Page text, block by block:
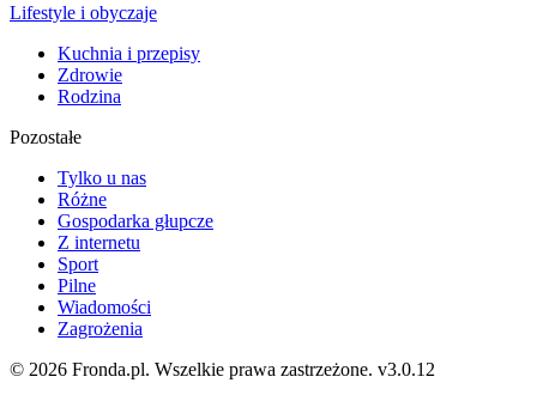
Lifestyle i obyczaje
Kuchnia i przepisy
Zdrowie
Rodzina
Pozostałe
Tylko u nas
Różne
Gospodarka głupcze
Z internetu
Sport
Pilne
Wiadomości
Zagrożenia
© 2026 Fronda.pl. Wszelkie prawa zastrzeżone. v3.0.12